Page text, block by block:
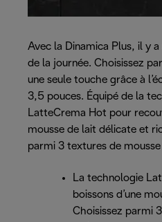
Avec la Dinamica Plus, il y
de la journée. Choisissez
une seule touche grâce à
3,5 pouces. Équipé de la
LatteCrema Hot pour
mousse de lait délicate et
parmi 3 textures de
La technologie
boissons d’une
Choisissez parmi